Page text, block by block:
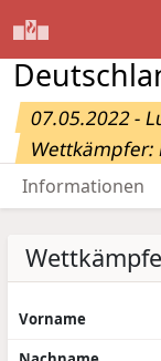
07.05.2022 -
Wettkämpfer:
Informationen
Vorname